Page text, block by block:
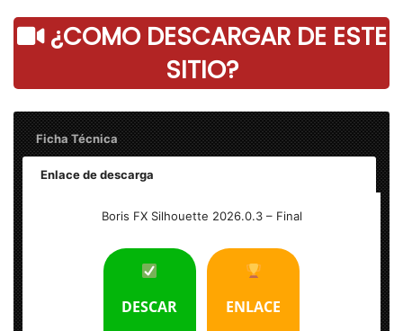
¿COMO DESCARGAR DE ESTE
SITIO?
Ficha Técnica
Enlace de descarga
Boris FX Silhouette 2026.0.3 – Final
DESCAR
ENLACE